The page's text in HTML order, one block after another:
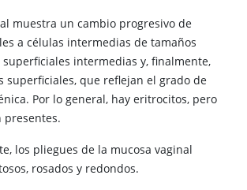
muestra un cambio progresivo de
a células intermedias de tamaños
intermedias y, finalmente,
superficiales, que reflejan el grado de
Por lo general, hay eritrocitos, pero
presentes.
los pliegues de la mucosa vaginal
rosados y redondos.